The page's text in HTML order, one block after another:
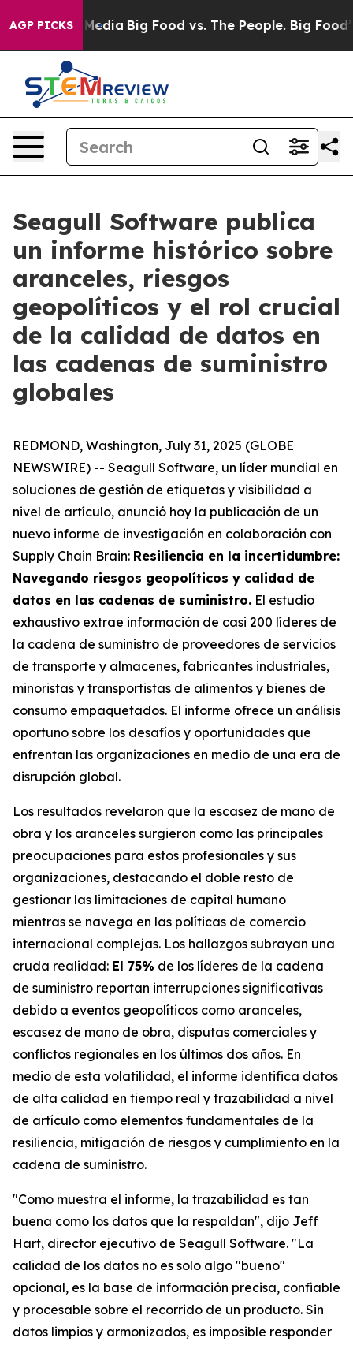
AGP PICKS
Media Big Food vs. The People. Big Food’s
Seagull Software publica
un informe histórico sobre
aranceles, riesgos
geopolíticos y el rol crucial
de la calidad de datos en
las cadenas de suministro
globales
REDMOND, Washington, July 31, 2025 (GLOBE
NEWSWIRE) -- Seagull Software, un líder mundial en
soluciones de gestión de etiquetas y visibilidad a
nivel de artículo, anunció hoy la publicación de un
nuevo informe de investigación en colaboración con
Supply Chain Brain: Resiliencia en la incertidumbre:
Navegando riesgos geopolíticos y calidad de
datos en las cadenas de suministro. El estudio
exhaustivo extrae información de casi 200 líderes de
la cadena de suministro de proveedores de servicios
de transporte y almacenes, fabricantes industriales,
minoristas y transportistas de alimentos y bienes de
consumo empaquetados. El informe ofrece un análisis
oportuno sobre los desafíos y oportunidades que
enfrentan las organizaciones en medio de una era de
disrupción global.
Los resultados revelaron que la escasez de mano de
obra y los aranceles surgieron como las principales
preocupaciones para estos profesionales y sus
organizaciones, destacando el doble resto de
gestionar las limitaciones de capital humano
mientras se navega en las políticas de comercio
internacional complejas. Los hallazgos subrayan una
cruda realidad: El 75% de los líderes de la cadena
de suministro reportan interrupciones significativas
debido a eventos geopolíticos como aranceles,
escasez de mano de obra, disputas comerciales y
conflictos regionales en los últimos dos años. En
medio de esta volatilidad, el informe identifica datos
de alta calidad en tiempo real y trazabilidad a nivel
de artículo como elementos fundamentales de la
resiliencia, mitigación de riesgos y cumplimiento en la
cadena de suministro.
"Como muestra el informe, la trazabilidad es tan
buena como los datos que la respaldan", dijo Jeff
Hart, director ejecutivo de Seagull Software. "La
calidad de los datos no es solo algo "bueno"
opcional, es la base de información precisa, confiable
y procesable sobre el recorrido de un producto. Sin
datos limpios y armonizados, es imposible responder